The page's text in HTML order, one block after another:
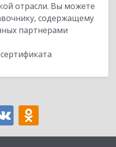
отрасли. Вы можете
содержащему
партнерами